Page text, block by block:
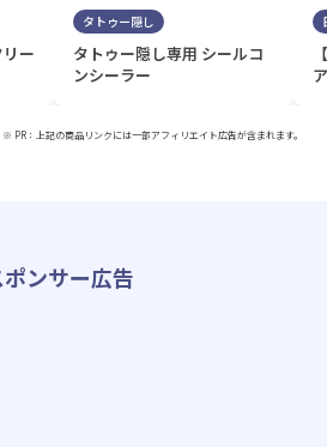
ー
タトゥー隠し
タトゥー隠し専用 シールコ
ンシーラー
※ PR：上記の商品リンクには一部アフィリエイト広告が含まれます。
ポンサー広告